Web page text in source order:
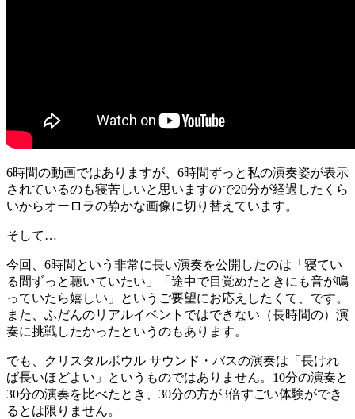
6時間の動画ではありますが、6時間ずっと私の演奏姿が表示
されているのも寝苦しいと思いますので20分が経過したくら
いからオーロラの静かな画像に切り替えています。
そして…
今回、6時間という非常に長い演奏を公開したのは「寝てい
る間ずっと聴いていたい」「途中で目覚めたときにも音が鳴
っていたら嬉しい」というご要望にお応えしたくて、です。
また、ふだんのリアルイベントではできない（長時間の）演
奏に挑戦したかったというのもあります。
でも、クリスタルボウル サウンド・バスの演奏は「長けれ
ば長いほどよい」というものではありません。10分の演奏と
30分の演奏を比べたとき、30分の方が3倍すごい体験ができ
るとは限りません。